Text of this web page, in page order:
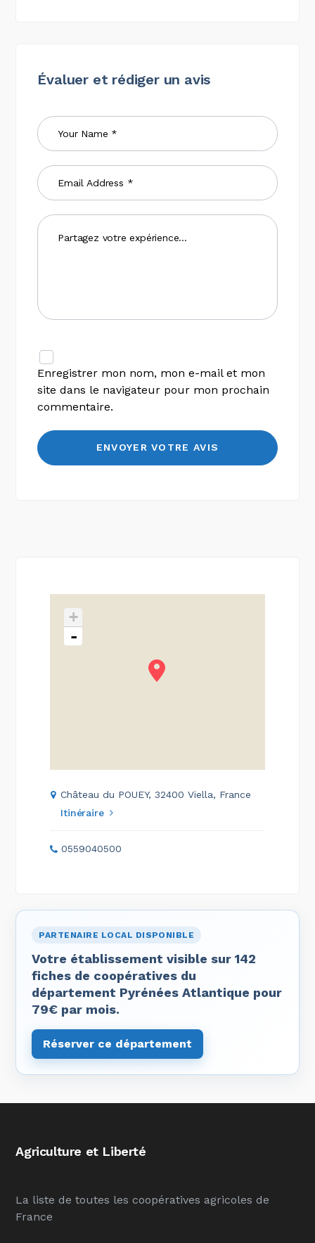
Évaluer et rédiger un avis
Enregistrer mon nom, mon e-mail et mon
site dans le navigateur pour mon prochain
commentaire.
+
-
Château du POUEY, 32400 Viella, France
Itinéraire
0559040500
PARTENAIRE LOCAL DISPONIBLE
Votre établissement visible sur 142
fiches de coopératives du
département Pyrénées Atlantique pour
79€ par mois.
Réserver ce département
Agriculture et Liberté
La liste de toutes les coopératives agricoles de
France